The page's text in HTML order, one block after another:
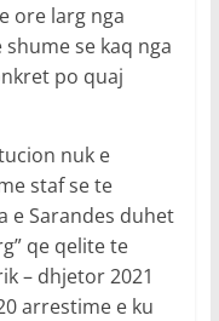
ore larg nga
se kaq nga
po quaj
nuk e
staf se te
e Sarandes duhet
qe qelite te
– dhjetor 2021
arrestime e ku